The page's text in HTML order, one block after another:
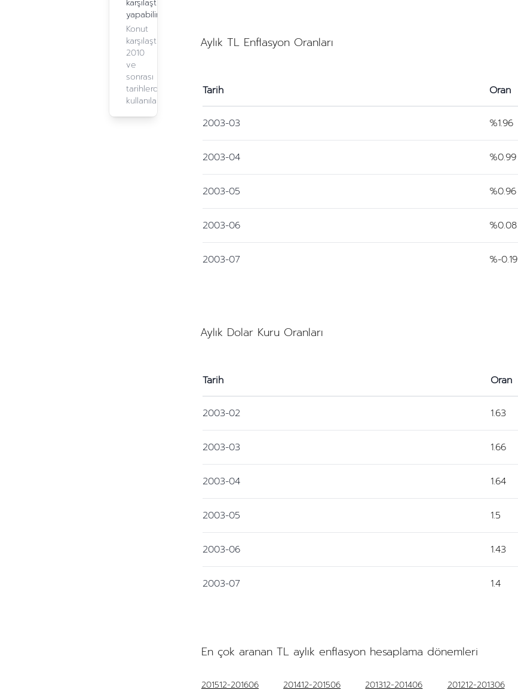
karşılaştırma
yapabilirsiniz.
Konut
karşılaştırma,
2010
ve
sonrası
tarihlerde
kullanılabilir.
Aylık TL Enflasyon Oranları
Tarih Oran
2003-03 %1.96
2003-04 %0.99
2003-05 %0.96
2003-06 %0.08
2003-07 %-0.19
Aylık Dolar Kuru Oranları
Tarih Oran
2003-02 1.63
2003-03 1.66
2003-04 1.64
2003-05 1.5
2003-06 1.43
2003-07 1.4
En çok aranan TL aylık enflasyon hesaplama dönemleri
201512-201606 201412-201506 201312-201406 201212-201306